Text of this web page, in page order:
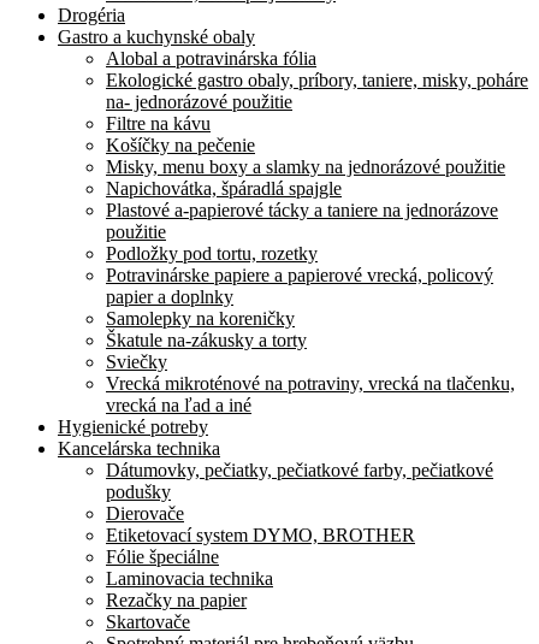
Drogéria
Gastro a kuchynské obaly
Alobal a potravinárska fólia
Ekologické gastro obaly, príbory, taniere, misky, poháre
na- jednorázové použitie
Filtre na kávu
Košíčky na pečenie
Misky, menu boxy a slamky na jednorázové použitie
Napichovátka, špáradlá spajgle
Plastové a-papierové tácky a taniere na jednorázove
použitie
Podložky pod tortu, rozetky
Potravinárske papiere a papierové vrecká, policový
papier a doplnky
Samolepky na koreničky
Škatule na-zákusky a torty
Sviečky
Vrecká mikroténové na potraviny, vrecká na tlačenku,
vrecká na ľad a iné
Hygienické potreby
Kancelárska technika
Dátumovky, pečiatky, pečiatkové farby, pečiatkové
podušky
Dierovače
Etiketovací system DYMO, BROTHER
Fólie špeciálne
Laminovacia technika
Rezačky na papier
Skartovače